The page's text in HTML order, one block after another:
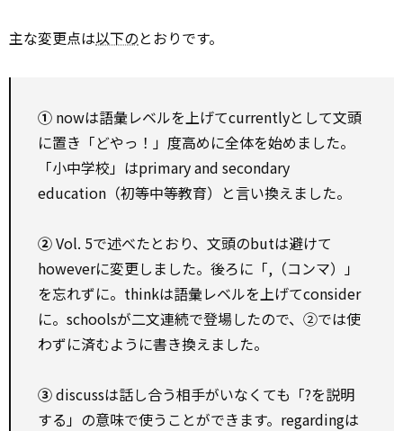
主な変更点は以下のとおりです。
① nowは語彙レベルを上げてcurrentlyとして文頭
に置き「どやっ！」度高めに全体を始めました。
「小中学校」はprimary and secondary
education（初等中等教育）と言い換えました。
②Vol. 5で述べたとおり、文頭のbutは避けて
howeverに変更しました。後ろに「,（コンマ）」
を忘れずに。thinkは語彙レベルを上げてconsider
に。schoolsが二文連続で登場したので、②では使
わずに済むように書き換えました。
③discussは話し合う相手がいなくても「?を説明
する」の意味で使うことができます。regardingは